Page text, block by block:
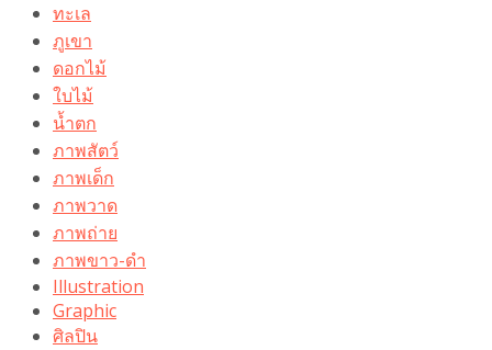
ทะเล
ภูเขา
ดอกไม้
ใบไม้
น้ำตก
ภาพสัตว์
ภาพเด็ก
ภาพวาด
ภาพถ่าย
ภาพขาว-ดำ
Illustration
Graphic
ศิลปิน